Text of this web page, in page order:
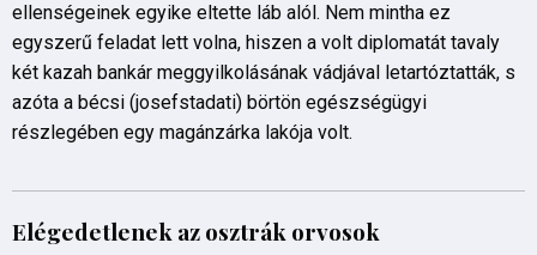
ellenségeinek egyike eltette láb alól. Nem mintha ez
egyszerű feladat lett volna, hiszen a volt diplomatát tavaly
két kazah bankár meggyilkolásának vádjával letartóztatták, s
azóta a bécsi (josefstadati) börtön egészségügyi
részlegében egy magánzárka lakója volt.
Elégedetlenek az osztrák orvosok